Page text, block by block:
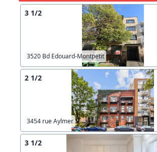
3 1/2
3520 Bd Edouard-Montpetit
2 1/2
3454 rue Aylmer
3 1/2